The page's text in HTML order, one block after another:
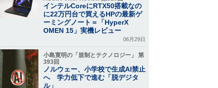
インテルCoreにRTX50搭載なの
に22万円台で買えるHPの最新ゲ
ーミングノート＝「HyperX
OMEN 15」実機レビュー
06月29日
小島寛明の「規制とテクノロジー」 第
393回
ノルウェー、小学校で生成AI禁止
へ 学力低下で進む「脱デジタ
ル」